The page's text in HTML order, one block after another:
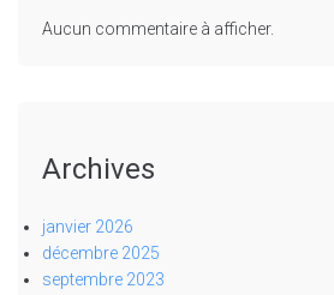
Aucun commentaire à afficher.
Archives
janvier 2026
décembre 2025
septembre 2023